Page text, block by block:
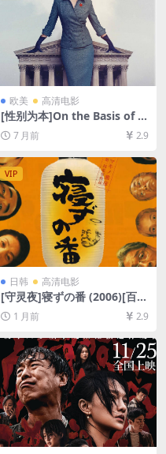
欧美 高清电影
[性别为本]On the Basis of S
ex (2018)[百度网盘+夸克网盘
1080P超清未删减资源][网盘
在线播放/下载][MP4/9.6GB]
[中英字幕]
7 月前 2.9
VIP
日韩 高清电影
[守灵夜]寝ずの番 (2006)[百度
网盘+夸克网盘1080P超清未
删减资源][网盘在线播放/下
1 月前 2.9